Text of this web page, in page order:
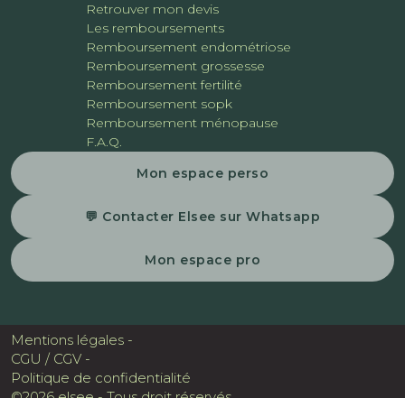
Retrouver mon devis
Les remboursements
Remboursement endométriose
Remboursement grossesse
Remboursement fertilité
Remboursement sopk
Remboursement ménopause
F.A.Q.
Mon espace perso
💬 Contacter Elsee sur Whatsapp
Mon espace pro
Mentions légales -
CGU / CGV -
Politique de confidentialité